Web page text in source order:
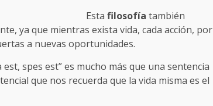
Esta filosofía también
ya que mientras exista vida, cada acción, por
a nuevas oportunidades.
est, spes est” es mucho más que una sentencia
que nos recuerda que la vida misma es el